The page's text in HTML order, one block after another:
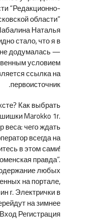
“Редакционно-
области”
Наталья
стало, что я в
не додумалась —
условием
ссылка на
первоисточник.
Как выбрать
Marokko 1г.
веса: чего ждать
всегда на
в этом сами!
правда”.
любых
на портале,
г. Электрички в
на зимнее
Регистрация.